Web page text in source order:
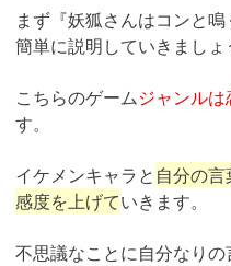
まず『妖狐さんはコンと
簡単に説明していきましょ
こちらのゲームジャンル
す。
イケメンキャラと 自分の
感度を上げていきます。
不思議なことに自分なり